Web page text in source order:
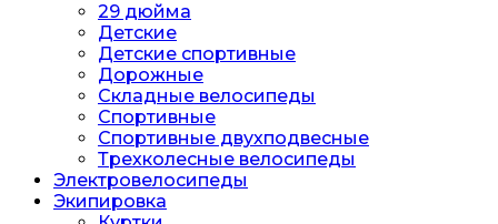
29 дюйма
Детские
Детские спортивные
Дорожные
Складные велосипеды
Спортивные
Спортивные двухподвесные
Трехколесные велосипеды
Электровелосипеды
Экипировка